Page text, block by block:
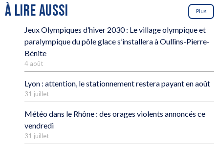
À LIRE AUSSI Plus
Jeux Olympiques d’hiver 2030 : Le village olympique et
paralympique du pôle glace s’installera à Oullins-Pierre-
Bénite
4 août
Lyon : attention, le stationnement restera payant en août
31 juillet
Météo dans le Rhône : des orages violents annoncés ce
vendredi
31 juillet